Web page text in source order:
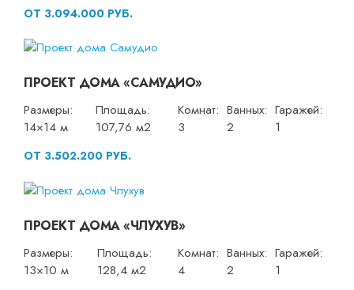
ОТ 3.094.000 РУБ.
ПРОЕКТ ДОМА «САМУДИО»
Размеры:
14×14 м
Площадь:
107,76 м2
Комнат:
3
Ванных:
2
Гаражей:
1
ОТ 3.502.200 РУБ.
ПРОЕКТ ДОМА «ЧЛУХУВ»
Размеры:
13×10 м
Площадь:
128,4 м2
Комнат:
4
Ванных:
2
Гаражей:
1